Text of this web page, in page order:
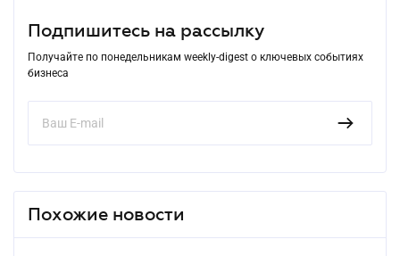
Подпишитесь на рассылку
Получайте по понедельникам weekly-digest о ключевых событиях
бизнеса
Похожие новости